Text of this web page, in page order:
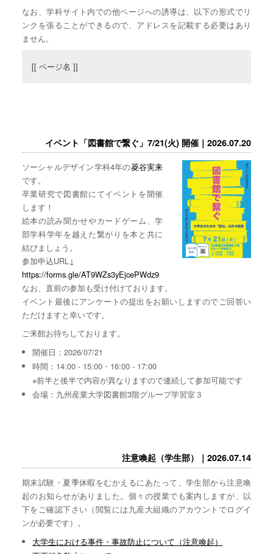
なお、学科サイト内での他ページへの誘導は、以下の形式でリ
ンクを張ることができるので、アドレスを記載する必要はあり
ません。
[[ ページ名 ]]
イベント「図書館で繋ぐ」7/21(火) 開催｜2026.07.20
ソーシャルデザイン学科4年の菱谷実来
です。
卒業研究で図書館にてイベントを開催
します！
絵本の読み聞かせやカードゲーム、学
部学科学年を越えた繋がりを本と共に
結びましょう。
参加申込URL↓
https://forms.gle/AT9WZs3yEjcePWdz9
なお、直前の参加も受け付けております。
イベント最後にアンケートの提出をお願いしますのでご回答い
ただけますと幸いです。
ご来館お待ちしております。
開催日：2026/07/21
時間：14:00 - 15:00・16:00 - 17:00
※前半と後半で内容が異なりますので連続して参加可能です
会場：九州産業大学図書館3階グループ学習室３
注意喚起（学生部）｜2026.07.14
期末試験・夏季休暇をむかえるにあたって、学生部から注意喚
起のお知らせがありました。個々の授業でも案内しますが、以
下をご確認下さい（閲覧には九産大組織のアカウントでログイ
ンが必要です）。
大学生における事件・事故防止について（注意喚起）